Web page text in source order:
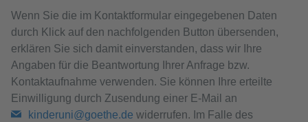
Wenn Sie die im Kontaktformular eingegebenen Daten
durch Klick auf den nachfolgenden Button übersenden,
erklären Sie sich damit einverstanden, dass wir Ihre
Angaben für die Beantwortung Ihrer Anfrage bzw.
Kontaktaufnahme verwenden. Sie können Ihre erteilte
Einwilligung durch Zusendung einer E-Mail an
kinderuni@goethe.de widerrufen. Im Falle des